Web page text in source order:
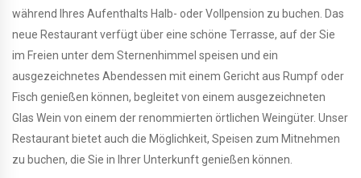
während Ihres Aufenthalts Halb- oder Vollpension zu buchen. Das
neue Restaurant verfügt über eine schöne Terrasse, auf der Sie
im Freien unter dem Sternenhimmel speisen und ein
ausgezeichnetes Abendessen mit einem Gericht aus Rumpf oder
Fisch genießen können, begleitet von einem ausgezeichneten
Glas Wein von einem der renommierten örtlichen Weingüter. Unser
Restaurant bietet auch die Möglichkeit, Speisen zum Mitnehmen
zu buchen, die Sie in Ihrer Unterkunft genießen können.